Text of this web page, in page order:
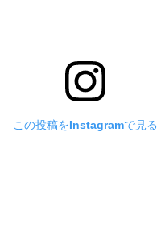
この投稿をInstagramで見る